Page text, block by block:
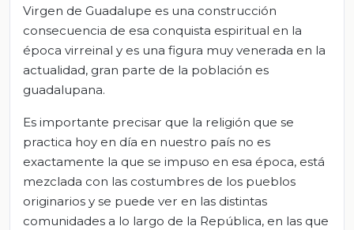
Virgen de Guadalupe es una construcción
consecuencia de esa conquista espiritual en la
época virreinal y es una figura muy venerada en la
actualidad, gran parte de la población es
guadalupana.
Es importante precisar que la religión que se
practica hoy en día en nuestro país no es
exactamente la que se impuso en esa época, está
mezclada con las costumbres de los pueblos
originarios y se puede ver en las distintas
comunidades a lo largo de la República, en las que